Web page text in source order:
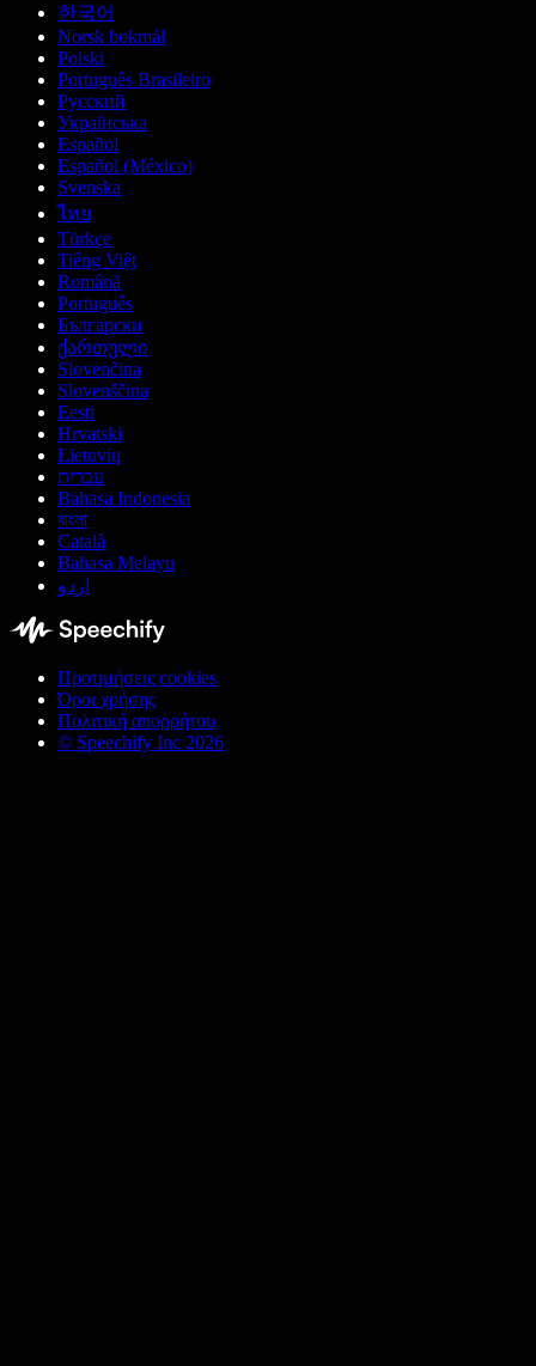
한국어
Norsk bokmål
Polski
Português Brasileiro
Русский
Українська
Español
Español (México)
Svenska
ไทย
Türkçe
Tiếng Việt
Română
Português
Български
ქართული
Slovenčina
Slovenščina
Eesti
Hrvatski
Lietuvių
עברית
Bahasa Indonesia
বাংলা
Català
Bahasa Melayu
اردو
Προτιμήσεις cookies
Όροι χρήσης
Πολιτική απορρήτου
© Speechify Inc 2026